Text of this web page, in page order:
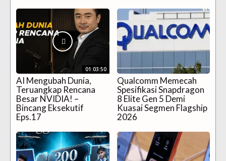
01:03:50
AI Mengubah Dunia,
Teruangkap Rencana
Besar NVIDIA! –
Bincang Eksekutif
Eps.17
Qualcomm Memecah
Spesifikasi Snapdragon
8 Elite Gen 5 Demi
Kuasai Segmen Flagship
2026